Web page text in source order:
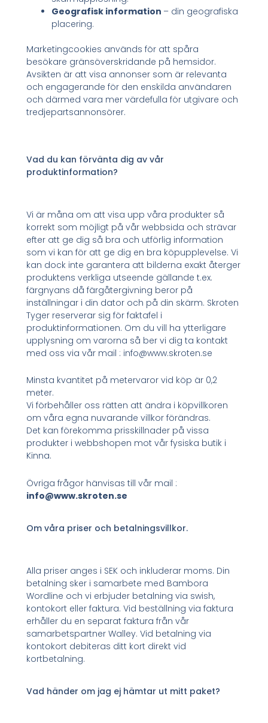
Geografisk information – din geografiska
placering.
Marketingcookies används för att spåra
besökare gränsöverskridande på hemsidor.
Avsikten är att visa annonser som är relevanta
och engagerande för den enskilda användaren
och därmed vara mer värdefulla för utgivare och
tredjepartsannonsörer.
Vad du kan förvänta dig av vår
produktinformation?
Vi är måna om att visa upp våra produkter så
korrekt som möjligt på vår webbsida och strävar
efter att ge dig så bra och utförlig information
som vi kan för att ge dig en bra köpupplevelse. Vi
kan dock inte garantera att bilderna exakt återger
produktens verkliga utseende gällande t.ex.
färgnyans då färgåtergivning beror på
inställningar i din dator och på din skärm. Skroten
Tyger reserverar sig för faktafel i
produktinformationen. Om du vill ha ytterligare
upplysning om varorna så ber vi dig ta kontakt
med oss via vår mail : info@www.skroten.se
Minsta kvantitet på metervaror vid köp är 0,2
meter.
Vi förbehåller oss rätten att ändra i köpvillkoren
om våra egna nuvarande villkor förändras.
Det kan förekomma prisskillnader på vissa
produkter i webbshopen mot vår fysiska butik i
Kinna.
Övriga frågor hänvisas till vår mail :
info@www.skroten.se
Om våra priser och betalningsvillkor.
Alla priser anges i SEK och inkluderar moms. Din
betalning sker i samarbete med Bambora
Wordline och vi erbjuder betalning via swish,
kontokort eller faktura. Vid beställning via faktura
erhåller du en separat faktura från vår
samarbetspartner Walley. Vid betalning via
kontokort debiteras ditt kort direkt vid
kortbetalning.
Vad händer om jag ej hämtar ut mitt paket?